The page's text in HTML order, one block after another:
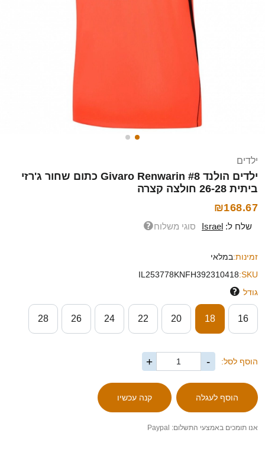
ילדים
ילדים הולנד Givaro Renwarin #8 כתום שחור ג'רזי
ביתית 26-28 חולצה קצרה
₪168.67
שלח ל: Israel סוגי משלוח
זמינות:במלאי
SKU:
IL253778KNFH392310418
גודל
16
18
20
22
24
26
28
הוסף לסל: -
+
אנו תומכים באמצעי התשלום: Paypal